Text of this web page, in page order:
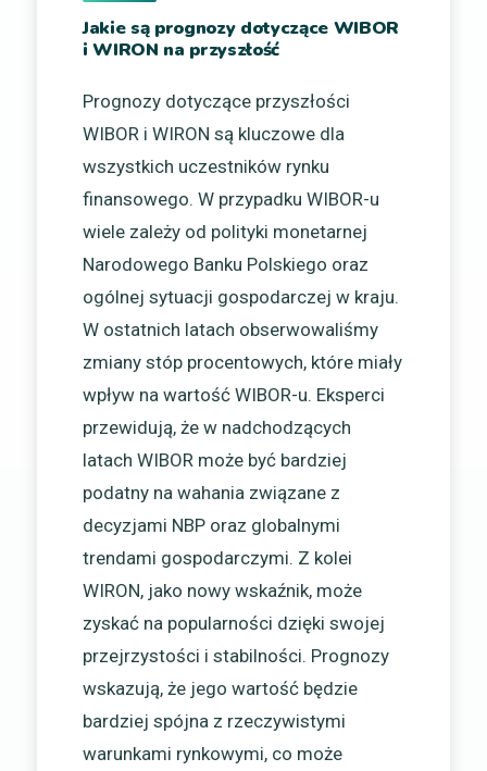
Jakie są prognozy dotyczące WIBOR
i WIRON na przyszłość
Prognozy dotyczące przyszłości
WIBOR i WIRON są kluczowe dla
wszystkich uczestników rynku
finansowego. W przypadku WIBOR-u
wiele zależy od polityki monetarnej
Narodowego Banku Polskiego oraz
ogólnej sytuacji gospodarczej w kraju.
W ostatnich latach obserwowaliśmy
zmiany stóp procentowych, które miały
wpływ na wartość WIBOR-u. Eksperci
przewidują, że w nadchodzących
latach WIBOR może być bardziej
podatny na wahania związane z
decyzjami NBP oraz globalnymi
trendami gospodarczymi. Z kolei
WIRON, jako nowy wskaźnik, może
zyskać na popularności dzięki swojej
przejrzystości i stabilności. Prognozy
wskazują, że jego wartość będzie
bardziej spójna z rzeczywistymi
warunkami rynkowymi, co może